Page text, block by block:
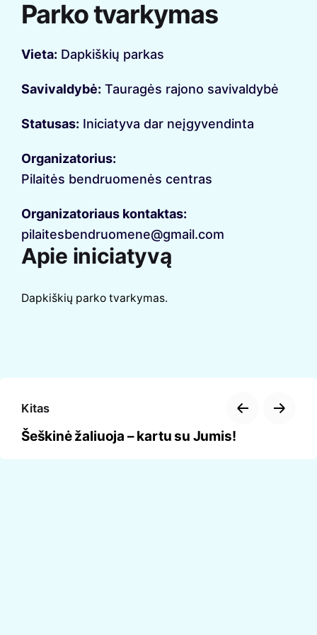
Parko tvarkymas
Vieta: Dapkiškių parkas
Savivaldybė: Tauragės rajono savivaldybė
Statusas: Iniciatyva dar neįgyvendinta
Organizatorius:
Pilaitės bendruomenės centras
Organizatoriaus kontaktas:
pilaitesbendruomene@gmail.com
Apie iniciatyvą
Dapkiškių parko tvarkymas.
Kitas
Šeškinė žaliuoja – kartu su Jumis!